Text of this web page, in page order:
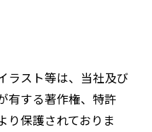
ラスト等は、当社及び
有する著作権、特許
り保護されておりま